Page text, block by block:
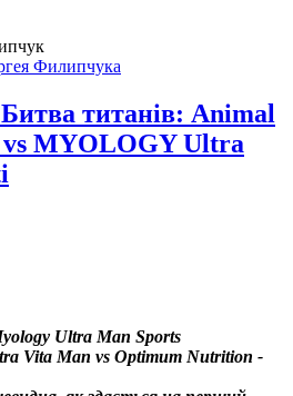
Филипчука
титанів: Animal
MYOLOGY Ultra
Ultra Man Sports
Vita Man vs Optimum Nutrition -